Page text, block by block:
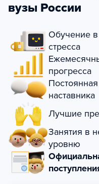
вузы России
Обучение
стресса
прогресса
наставника
Лучшие
Занятия в
уровню